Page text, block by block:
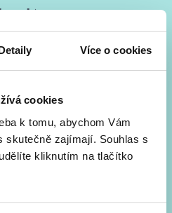
Více o cookies
cookies
k tomu, abychom Vám
skutečně zajímají. Souhlas s
kliknutím na tlačítko
měsíc rovnou do mailu!
a další.